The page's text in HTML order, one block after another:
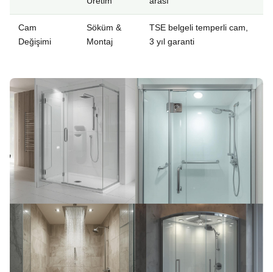
Cam
Değişimi
Söküm &
Montaj
TSE belgeli temperli cam,
3 yıl garanti